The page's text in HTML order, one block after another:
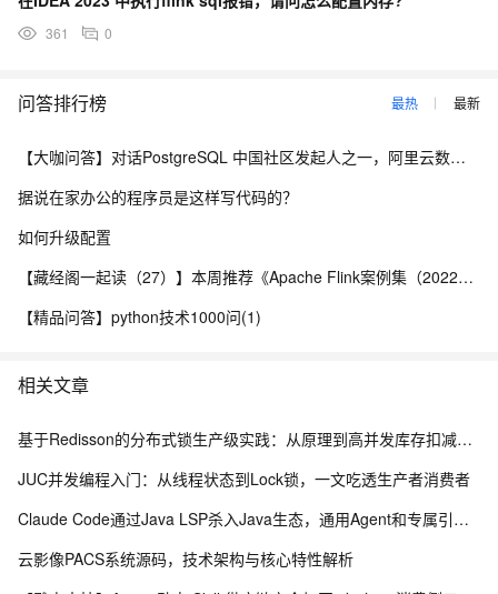
361 0
问答排行榜 最热 最新
【大咖问答】对话PostgreSQL 中国社区发起人之一，阿里云数据库高级专家 德哥
据说在家办公的程序员是这样写代码的？
如何升级配置
【藏经阁一起读（27）】本周推荐《Apache Flink案例集（2022版）》，你有哪些心得？
【精品问答】python技术1000问(1)
相关文章
基于Redisson的分布式锁生产级实践：从原理到高并发库存扣减实战
JUC并发编程入门：从线程状态到Lock锁，一文吃透生产者消费者
Claude Code通过Java LSP杀入Java生态，通用Agent和专属引擎差在哪
云影像PACS系统源码，技术架构与核心特性解析